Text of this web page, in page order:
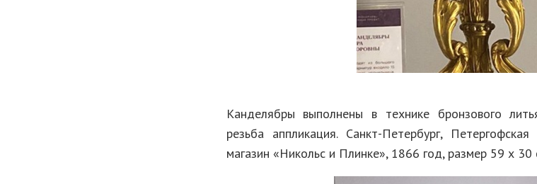
Канделябры выполнены в технике бронзового
резьба аппликация. Санкт-Петербург,
магазин «Никольс и Плинке», 1866 год, размер 59 х 30